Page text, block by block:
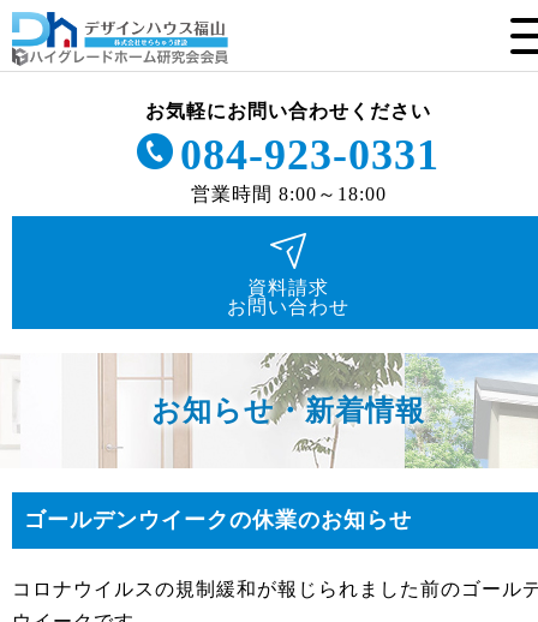
お気軽にお問い合わせください
084-923-0331
営業時間 8:00～18:00
資料請求
お問い合わせ
お知らせ・新着情報
ゴールデンウイークの休業のお知らせ
コロナウイルスの規制緩和が報じられました前のゴール